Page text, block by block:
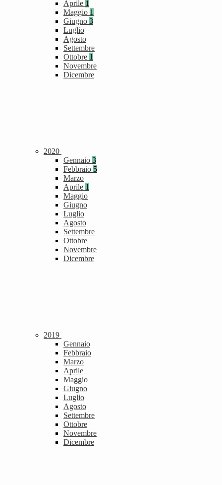
Aprile 1
Maggio 1
Giugno 3
Luglio
Agosto
Settembre
Ottobre 1
Novembre
Dicembre
2020
Gennaio 3
Febbraio 5
Marzo
Aprile 1
Maggio
Giugno
Luglio
Agosto
Settembre
Ottobre
Novembre
Dicembre
2019
Gennaio
Febbraio
Marzo
Aprile
Maggio
Giugno
Luglio
Agosto
Settembre
Ottobre
Novembre
Dicembre